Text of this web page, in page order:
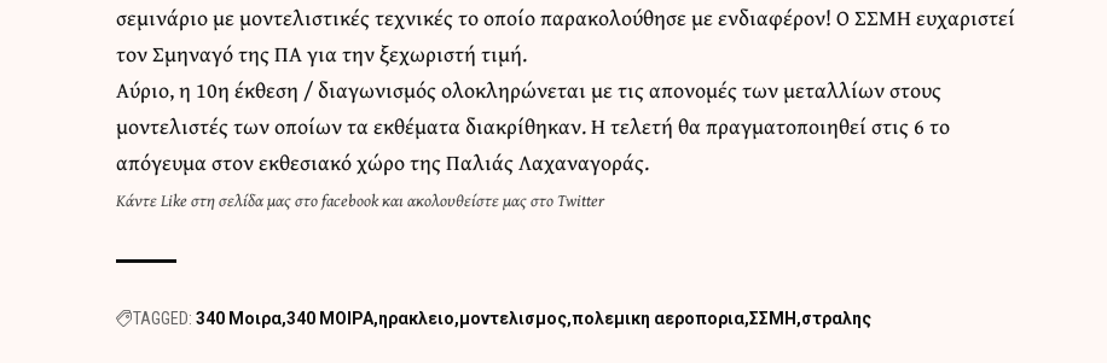
σεμινάριο με μοντελιστικές τεχνικές το οποίο παρακολούθησε με ενδιαφέρον! Ο ΣΣΜΗ ευχαριστεί
τον Σμηναγό της ΠΑ για την ξεχωριστή τιμή.
Αύριο, η 10η έκθεση / διαγωνισμός ολοκληρώνεται με τις απονομές των μεταλλίων στους
μοντελιστές των οποίων τα εκθέματα διακρίθηκαν. Η τελετή θα πραγματοποιηθεί στις 6 το
απόγευμα στον εκθεσιακό χώρο της Παλιάς Λαχαναγοράς.
ΚάντεLike στη σελίδα μας στο facebookκαιακολουθείστε μας στο Twitter
TAGGED: 340 Mοιρα 340 ΜΟΙΡΑ ηρακλειο μοντελισμος πολεμικη αεροπορια ΣΣΜΗ στραλης